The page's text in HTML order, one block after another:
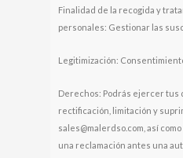
Finalidad de la recogida y
personales: Gestionar las
Legitimización:
Derechos: Podrás ejercer tus
rectificación, limitación y
sales@malerdso.com, así
una reclamación antes una